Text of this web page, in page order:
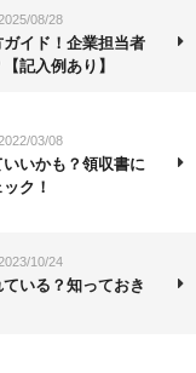
08/28
イド！企業担当者
記入例あり】
03/08
いかも？領収書に
ク！
10/24
いる？知っておき